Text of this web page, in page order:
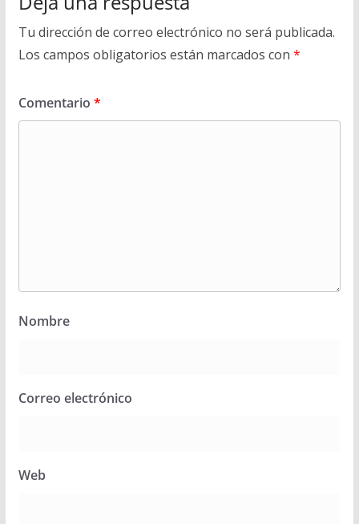
Tu dirección de correo electrónico no será publicada.
Los campos obligatorios están marcados con *
Comentario *
Nombre
Correo electrónico
Web